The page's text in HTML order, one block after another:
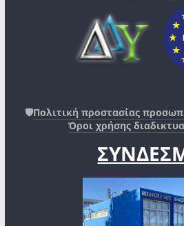
🛡️Πολιτική προστασίας
Όροι χρήσης